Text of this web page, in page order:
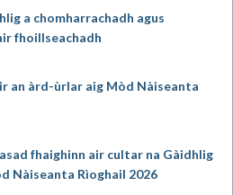
a chomharrachadh agus
fhoillseachadh
an àrd-ùrlar aig Mòd Nàiseanta
fhaighinn air cultar na Gàidhlig
Nàiseanta Rìoghail 2026